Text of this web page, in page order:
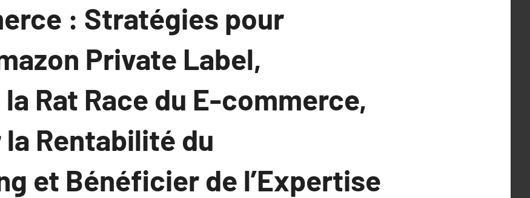
: Stratégies pour
Private Label,
Rat Race du E-commerce,
Rentabilité du
et Bénéficier de l’Expertise